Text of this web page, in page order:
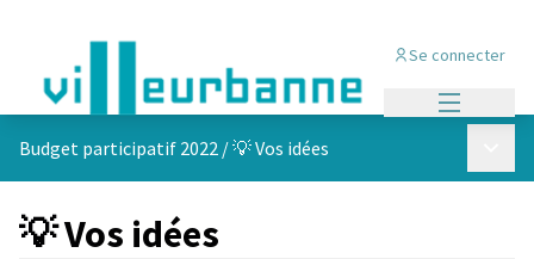
Se connecter
Budget participatif 2022 /💡 Vos idées
💡 Vos idées